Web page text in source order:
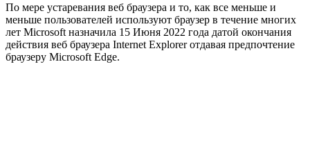
По мере устаревания веб браузера и то, как все меньше и
меньше пользователей используют браузер в течение многих
лет Microsoft назначила 15 Июня 2022 года датой окончания
действия веб браузера Internet Explorer отдавая предпочтение
браузеру Microsoft Edge.